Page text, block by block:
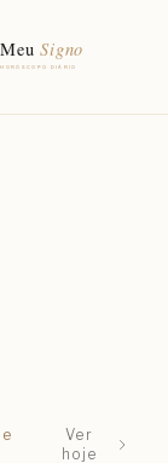
Ver
hoje